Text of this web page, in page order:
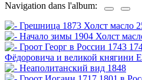
Navigation dans l'album: